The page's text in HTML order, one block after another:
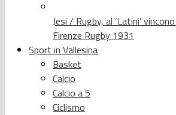
Jesi / Rugby, al ‘Latini’
Firenze Rugby 1931
Sport in Vallesina
Basket
Calcio
Calcio a 5
Ciclismo